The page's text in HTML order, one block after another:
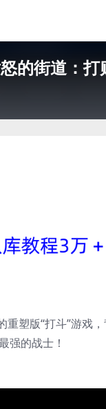
的街道：
塑版“打斗”游戏
强的战士！